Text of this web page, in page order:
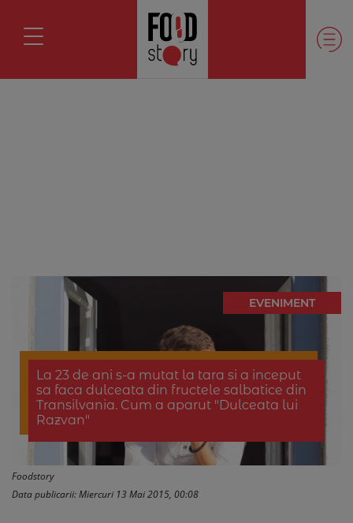
EVENIMENT
La 23 de ani s-a mutat la tara si a inceput
sa faca dulceata din fructele salbatice din
Transilvania. Cum a aparut "Dulceata lui
Razvan"
Foodstory
Data publicarii: Miercuri 13 Mai 2015, 00:08